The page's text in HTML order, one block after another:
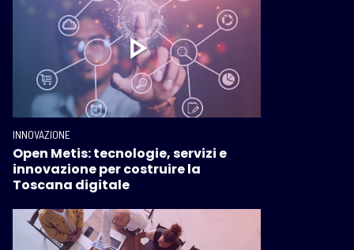
INNOVAZIONE
Open Metis: tecnologie, servizi e
innovazione per costruire la
Toscana digitale